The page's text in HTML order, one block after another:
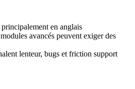
en anglais
avancés peuvent exiger des
lenteur, bugs et friction support